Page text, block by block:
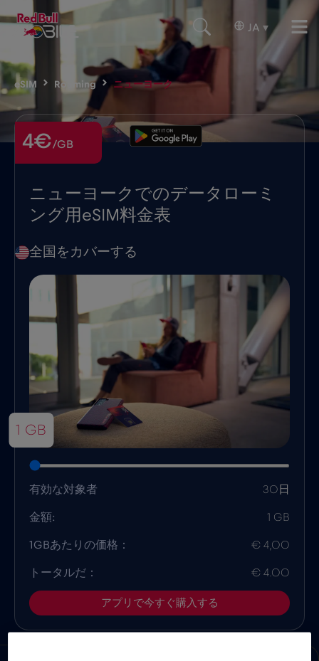
JA ▾
eSIM Roaming ニューヨーク
ニューヨークでのデータローミ
ング用eSIM料金表
4€/GB
全国をカバーする
1 GB
有効な対象者 30日
金額: 1 GB
1GBあたりの価格： € 4,00
トータルだ： € 4.00
アプリで今すぐ購入する